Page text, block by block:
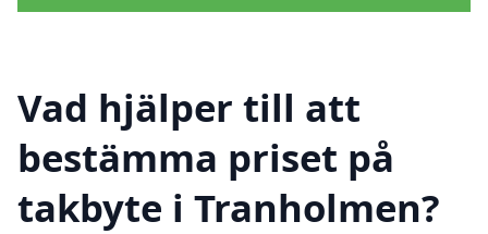
Vad hjälper till att
bestämma priset på
takbyte i Tranholmen?